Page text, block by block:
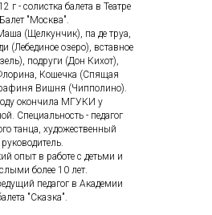
г - солистка балета в Театре
"Москва".
(Щелкунчик), па де труа,
(Лебединое озеро), вставное
подруги (Дон Кихот),
Кошечка (Спящая
Вишня (Чипполино).
окончила МГУКИ у
Специальность - педагог
танца, художественный
руководитель.
опыт в работе с детьми и
более 10 лет.
педагог в Академии
"Сказка".